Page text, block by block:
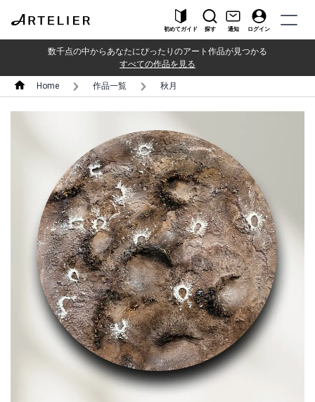
初めてガイド 探す 通知 ログイン
数千点の中からあなたにぴったりのアート作品が見つかる
すべての作品を見る
Home 作品一覧 秋月